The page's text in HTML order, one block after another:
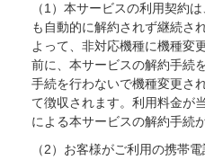
（1）本サービスの利用契約
も自動的に解約されず継続され
よって、非対応機種に機種変
前に、本サービスの解約手続
手続を行わないで機種変更さ
て徴収されます。利用料金が
による本サービスの解約手続
（2）お客様がご利用の携帯